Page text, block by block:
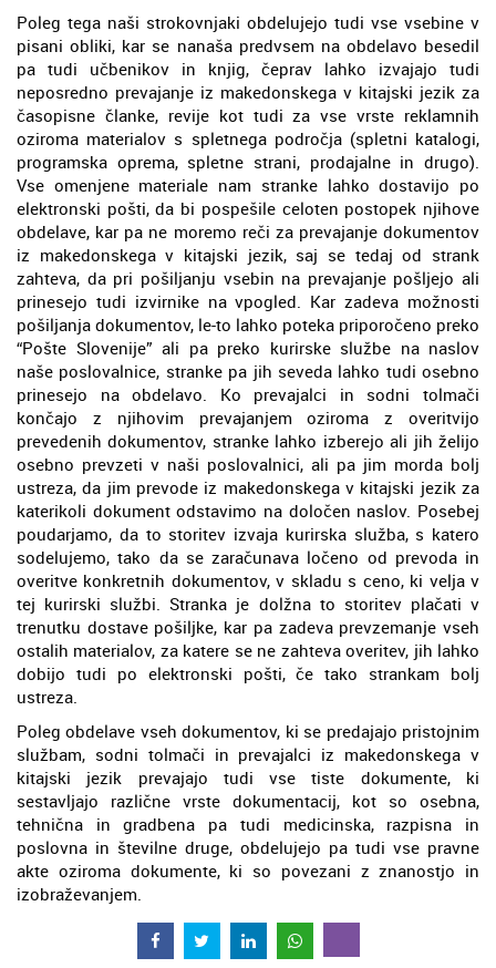
Poleg tega naši strokovnjaki obdelujejo tudi vse vsebine v
pisani obliki, kar se nanaša predvsem na obdelavo besedil
pa tudi učbenikov in knjig, čeprav lahko izvajajo tudi
neposredno prevajanje iz makedonskega v kitajski jezik za
časopisne članke, revije kot tudi za vse vrste reklamnih
oziroma materialov s spletnega področja (spletni katalogi,
programska oprema, spletne strani, prodajalne in drugo).
Vse omenjene materiale nam stranke lahko dostavijo po
elektronski pošti, da bi pospešile celoten postopek njihove
obdelave, kar pa ne moremo reči za prevajanje dokumentov
iz makedonskega v kitajski jezik, saj se tedaj od strank
zahteva, da pri pošiljanju vsebin na prevajanje pošljejo ali
prinesejo tudi izvirnike na vpogled. Kar zadeva možnosti
pošiljanja dokumentov, le-to lahko poteka priporočeno preko
“Pošte Slovenije” ali pa preko kurirske službe na naslov
naše poslovalnice, stranke pa jih seveda lahko tudi osebno
prinesejo na obdelavo. Ko prevajalci in sodni tolmači
končajo z njihovim prevajanjem oziroma z overitvijo
prevedenih dokumentov, stranke lahko izberejo ali jih želijo
osebno prevzeti v naši poslovalnici, ali pa jim morda bolj
ustreza, da jim prevode iz makedonskega v kitajski jezik za
katerikoli dokument odstavimo na določen naslov. Posebej
poudarjamo, da to storitev izvaja kurirska služba, s katero
sodelujemo, tako da se zaračunava ločeno od prevoda in
overitve konkretnih dokumentov, v skladu s ceno, ki velja v
tej kurirski službi. Stranka je dolžna to storitev plačati v
trenutku dostave pošiljke, kar pa zadeva prevzemanje vseh
ostalih materialov, za katere se ne zahteva overitev, jih lahko
dobijo tudi po elektronski pošti, če tako strankam bolj
ustreza.
Poleg obdelave vseh dokumentov, ki se predajajo pristojnim
službam, sodni tolmači in prevajalci iz makedonskega v
kitajski jezik prevajajo tudi vse tiste dokumente, ki
sestavljajo različne vrste dokumentacij, kot so osebna,
tehnična in gradbena pa tudi medicinska, razpisna in
poslovna in številne druge, obdelujejo pa tudi vse pravne
akte oziroma dokumente, ki so povezani z znanostjo in
izobraževanjem.